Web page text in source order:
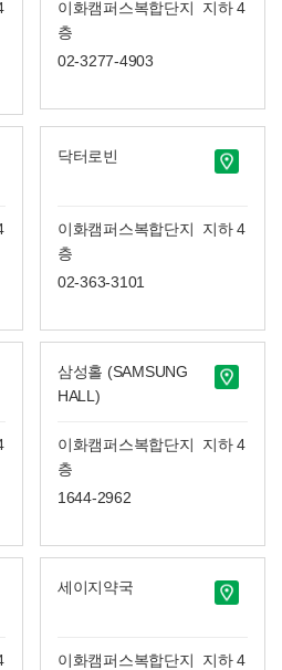
이화캠퍼스복합단지 지하 4
층
02-3277-4903
닥터로빈
이화캠퍼스복합단지 지하 4
층
02-363-3101
삼성홀 (SAMSUNG
HALL)
이화캠퍼스복합단지 지하 4
층
1644-2962
세이지약국
이화캠퍼스복합단지 지하 4